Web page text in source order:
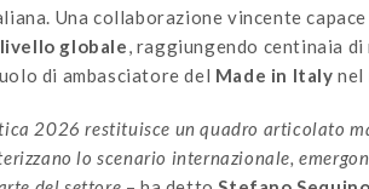
Una collaborazione vincente
livello globale, raggiungendo centinaia
di ambasciatore del Made in Italy nel
2026 restituisce un quadro articolato
lo scenario internazionale,